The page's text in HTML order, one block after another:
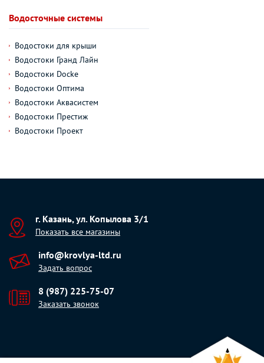
Водосточные системы
Водостоки для крыши
Водостоки Гранд Лайн
Водостоки Docke
Водостоки Оптима
Водостоки Аквасистем
Водостоки Престиж
Водостоки Проект
г. Казань, ул. Копылова 3/1
Показать все магазины
info@krovlya-ltd.ru
Задать вопрос
8 (987) 225-75-07
Заказать звонок